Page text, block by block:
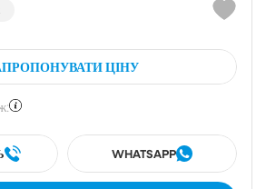
ЦІНУ
WHATSAPP